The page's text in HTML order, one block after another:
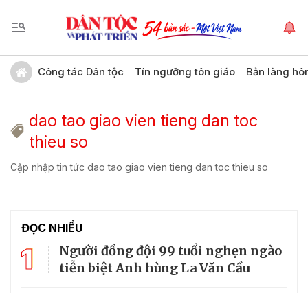
Công tác Dân tộc Tín ngưỡng tôn giáo Bản làng
dao tao giao vien tieng dan toc
thieu so
Cập nhập tin tức dao tao giao vien tieng dan toc thieu so
ĐỌC NHIỀU
1
Người đồng đội 99 tuổi nghẹn ngào
tiễn biệt Anh hùng La Văn Cầu